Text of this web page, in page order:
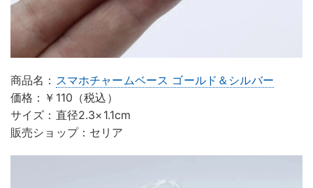
商品名： スマホチャームベース ゴールド＆シルバー
価格：￥110（税込）
サイズ：直径2.3×1.1cm
販売ショップ：セリア